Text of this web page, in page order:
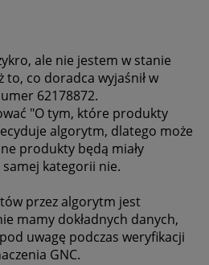
ale nie jestem w stanie
to, co doradca wyjaśnił w
62178872.
"O tym, które produkty
algorytm, dlatego może
produkty będą miały
kategorii nie.
przez algorytm jest
mamy dokładnych danych,
uwagę podczas weryfikacji
GNC.